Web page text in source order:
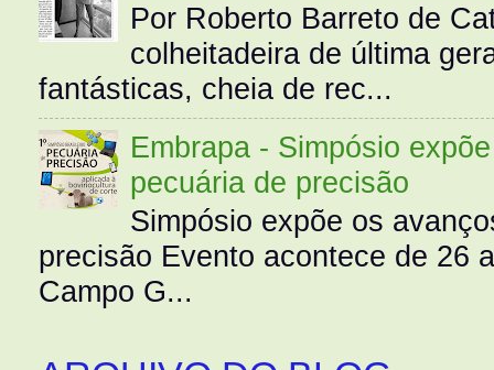
Por Roberto Barreto de
colheitadeira de última
fantásticas, cheia de rec...
Embrapa - Simpósio
pecuária de precisão
Simpósio expõe os
precisão Evento acontece de 26
Campo G...